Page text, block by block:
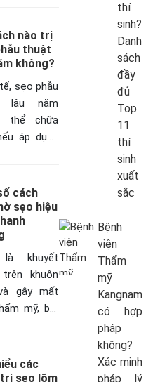
và làm mờ
quả.…
nào trị
thuật
không?
sẹo phẫu
lâu năm
thể chữa
áp dụng
Vậy có
trị sẹo
cách
sẹo hiệu
khuyết
khuôn
gây mất
mỹ, bởi
được.
khảo
các
sẹo lõm
thí
sinh?
Danh
sách
đầy
đủ
Top
11
thí
sinh
xuất
sắc
Bệnh
viện
Thẩm
mỹ
Kangnam
có hợp
pháp
không?
Xác minh
pháp lý